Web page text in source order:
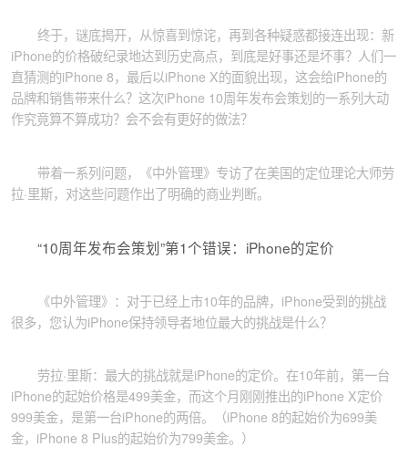
终于，谜底揭开，从惊喜到惊诧，再到各种疑惑都接连出现：新
iPhone的价格破纪录地达到历史高点，到底是好事还是坏事？人们一
直猜测的iPhone 8，最后以iPhone X的面貌出现，这会给iPhone的
品牌和销售带来什么？这次iPhone 10周年发布会策划的一系列大动
作究竟算不算成功？会不会有更好的做法？
带着一系列问题，《中外管理》专访了在美国的定位理论大师劳
拉·里斯，对这些问题作出了明确的商业判断。
“10周年发布会策划”第1个错误：iPhone的定价
《中外管理》：对于已经上市10年的品牌，iPhone受到的挑战
很多，您认为iPhone保持领导者地位最大的挑战是什么？
劳拉·里斯：最大的挑战就是iPhone的定价。在10年前，第一台
iPhone的起始价格是499美金，而这个月刚刚推出的iPhone X定价
999美金，是第一台iPhone的两倍。（iPhone 8的起始价为699美
金，iPhone 8 Plus的起始价为799美金。）